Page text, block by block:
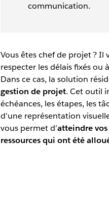
communication.
Vous êtes chef de projet ? Il
respecter les délais fixés ou
Dans ce cas, la solution
gestion de projet. Cet outil
échéances, les étapes, les
d’une représentation
vous permet d’atteindre vos
ressources qui ont été